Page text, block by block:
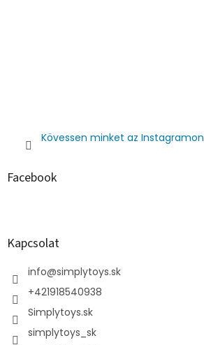
Kövessen minket az Instagramon
Facebook
Kapcsolat
info@simplytoys.sk
+421918540938
Simplytoys.sk
simplytoys_sk